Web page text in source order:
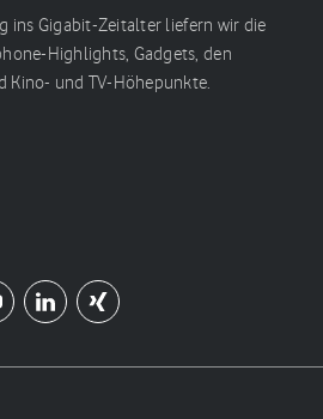
ins Gigabit-Zeitalter liefern wir die
Highlights, Gadgets, den
Kino- und TV-Höhepunkte.